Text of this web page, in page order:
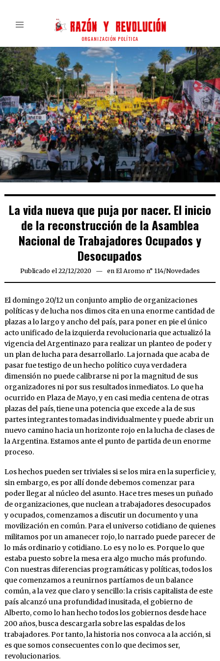
ORGANIZACIÓN POLÍTICA
La vida nueva que puja por nacer. El inicio
de la reconstrucción de la Asamblea
Nacional de Trabajadores Ocupados y
Desocupados
Publicado el 22/12/202022/12/2020
en El Aromo n° 114/Novedades
El domingo 20/12 un conjunto amplio de organizaciones
políticas y de lucha nos dimos cita en una enorme cantidad de
plazas a lo largo y ancho del país, para poner en pie el único
acto unificado de la izquierda revolucionaria que actualizó la
vigencia del Argentinazo para realizar un planteo de poder y
un plan de lucha para desarrollarlo. La jornada que acaba de
pasar fue testigo de un hecho político cuya verdadera
dimensión no puede calibrarse ni por la magnitud de sus
organizadores ni por sus resultados inmediatos. Lo que ha
ocurrido en Plaza de Mayo, y en casi media centena de otras
plazas del país, tiene una potencia que excede a la de sus
partes integrantes tomadas individualmente y puede abrir un
nuevo camino hacia un horizonte rojo en la lucha de clases de
la Argentina. Estamos ante el punto de partida de un enorme
proceso.
Los hechos pueden ser triviales si se los mira en la superficie y,
sin embargo, es por allí donde debemos comenzar para
poder llegar al núcleo del asunto. Hace tres meses un puñado
de organizaciones, que nuclean a trabajadores desocupados
y ocupados, comenzamos a discutir un documento y una
movilización en común. Para el universo cotidiano de quienes
militamos por un amanecer rojo, lo narrado puede parecer de
lo más ordinario y cotidiano. Lo es y no lo es. Porque lo que
estaba puesto sobre la mesa era algo mucho más profundo.
Con nuestras diferencias programáticas y políticas, todos los
que comenzamos a reunirnos partíamos de un balance
común, a la vez que claro y sencillo: la crisis capitalista de este
país alcanzó una profundidad inusitada, el gobierno de
Alberto, como lo han hecho todos los gobiernos desde hace
200 años, busca descargarla sobre las espaldas de los
trabajadores. Por tanto, la historia nos convoca a la acción, si
es que somos consecuentes con lo que decimos ser,
revolucionarios.